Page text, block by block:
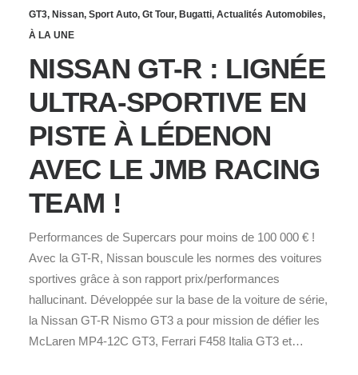
GT3, Nissan, Sport Auto, Gt Tour, Bugatti, Actualités Automobiles,
À LA UNE
NISSAN GT-R : LIGNÉE
ULTRA-SPORTIVE EN
PISTE À LÉDENON
AVEC LE JMB RACING
TEAM !
Performances de Supercars pour moins de 100 000 € !
Avec la GT-R, Nissan bouscule les normes des voitures
sportives grâce à son rapport prix/performances
hallucinant. Développée sur la base de la voiture de série,
la Nissan GT-R Nismo GT3 a pour mission de défier les
McLaren MP4-12C GT3, Ferrari F458 Italia GT3 et…